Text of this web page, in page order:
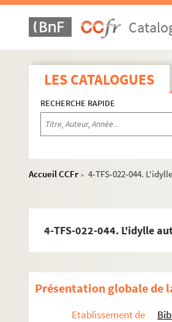
LES CATALOGUES
RECHERCHE RAPIDE
Accueil CCFr > 4-TFS-022-044.
4-TFS-022-044. L'idylle
Présentation globale de
Etablissement de